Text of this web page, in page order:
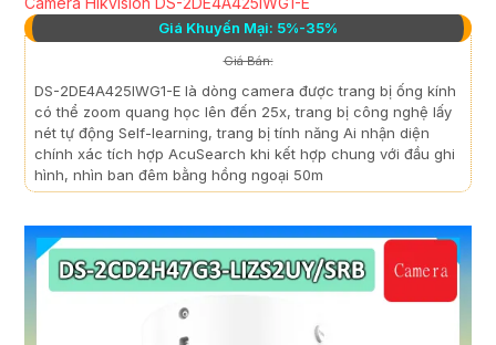
Giá Khuyến Mại: 5%-35%
Giá Bán:
DS-2DE4A425IWG1-E là dòng camera được trang bị ống kính
có thể zoom quang học lên đến 25x, trang bị công nghệ lấy
nét tự động Self-learning, trang bị tính năng Ai nhận diện
chính xác tích hợp AcuSearch khi kết hợp chung với đầu ghi
hình, nhìn ban đêm bằng hồng ngoại 50m